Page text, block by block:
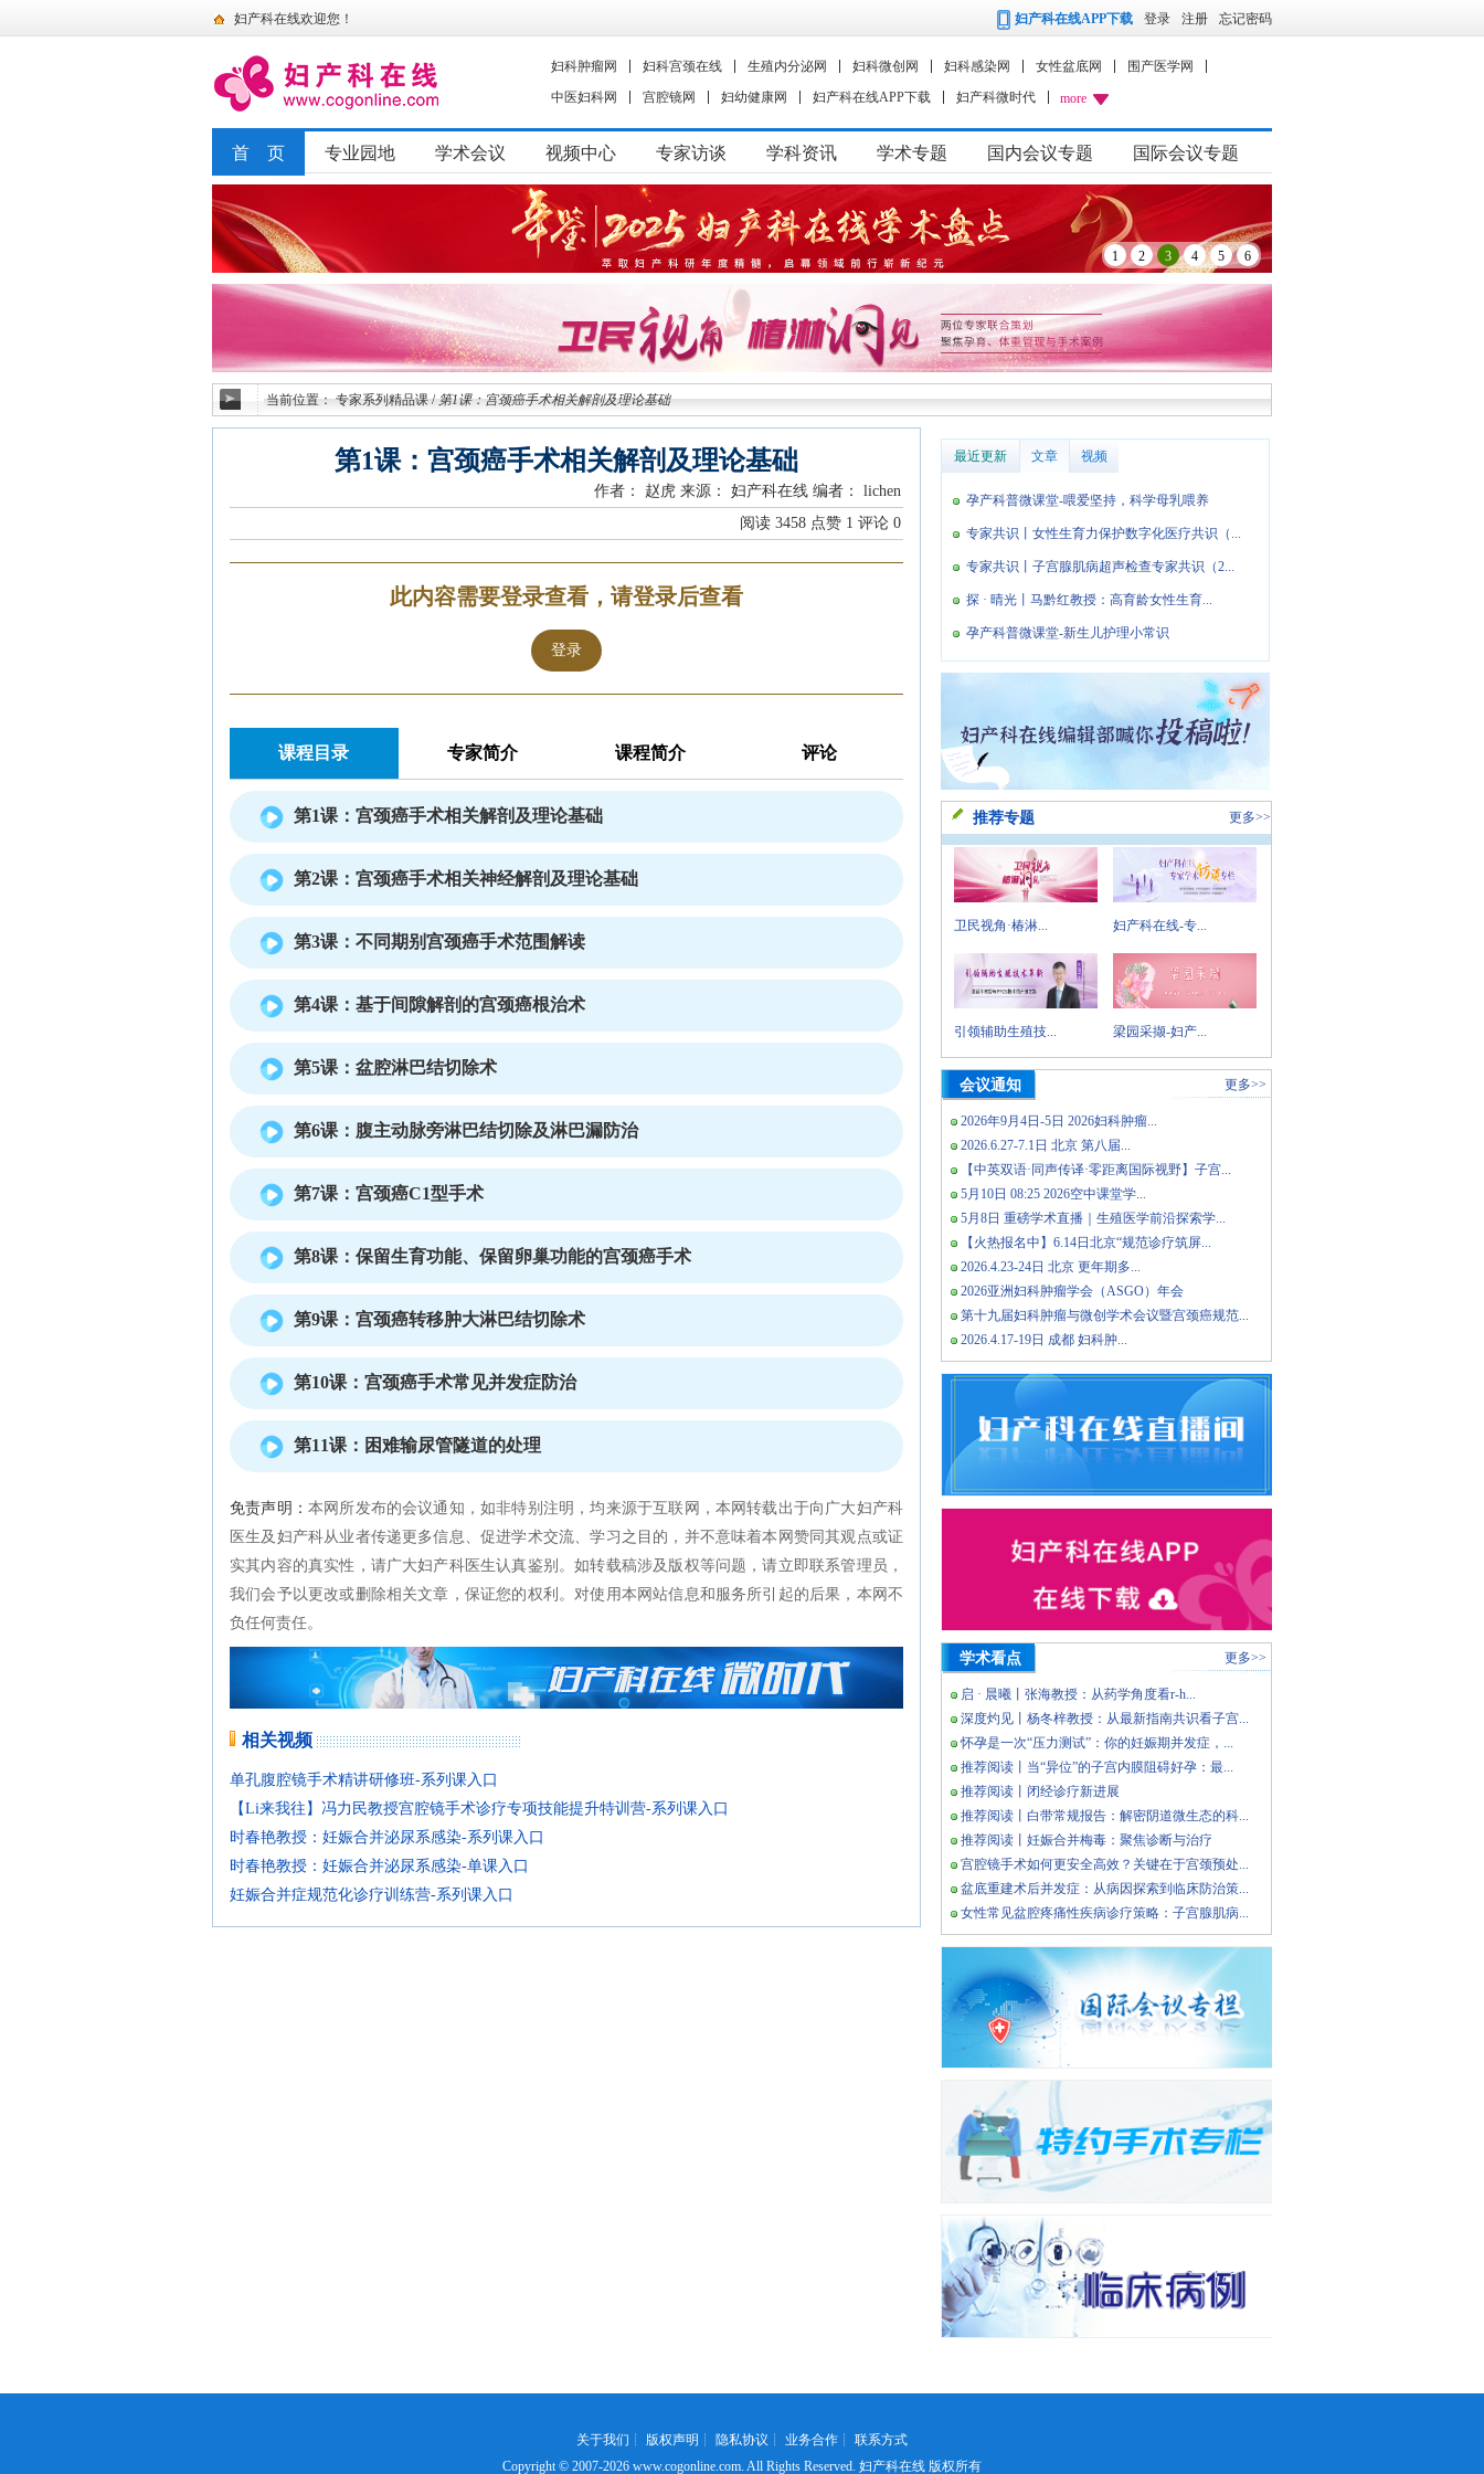
妇产科在线欢迎您！ 妇产科在线APP下载 登录 注册 忘记密码
妇科肿瘤网 妇科宫颈在线 生殖内分泌网 妇科微创网 妇科感染网 女性盆底网
围产医学网
中医妇科网
宫腔镜网 妇幼健康网 妇产科在线APP下载 妇产科微时代 more
首 页 专业园地 学术会议 视频中心 专家访谈 学科资讯 学术专题 国内会议专题 国际会议专题
1 2 3 4 5 6
当前位置：专家系列精品课 / 第1课：宫颈癌手术相关解剖及理论基础
第1课：宫颈癌手术相关解剖及理论基础
作者： 赵虎 来源： 妇产科在线 编者： lichen
阅读 3458 点赞 1 评论 0
此内容需要登录查看，请登录后查看
登录
课程目录 专家简介 课程简介 评论
第1课：宫颈癌手术相关解剖及理论基础
第2课：宫颈癌手术相关神经解剖及理论基础
第3课：不同期别宫颈癌手术范围解读
第4课：基于间隙解剖的宫颈癌根治术
第5课：盆腔淋巴结切除术
第6课：腹主动脉旁淋巴结切除及淋巴漏防治
第7课：宫颈癌C1型手术
第8课：保留生育功能、保留卵巢功能的宫颈癌手术
第9课：宫颈癌转移肿大淋巴结切除术
第10课：宫颈癌手术常见并发症防治
第11课：困难输尿管隧道的处理
免责声明： 本网所发布的会议通知，如非特别注明，均来源于互联网，本网转载出于向广大妇产科
医生及妇产科从业者传递更多信息、促进学术交流、学习之目的，并不意味着本网赞同其观点或证
实其内容的真实性，请广大妇产科医生认真鉴别。如转载稿涉及版权等问题，请立即联系管理员，
我们会予以更改或删除相关文章，保证您的权利。对使用本网站信息和服务所引起的后果，本网不
负任何责任。
相关视频
单孔腹腔镜手术精讲研修班-系列课入口
【Li来我往】冯力民教授宫腔镜手术诊疗专项技能提升特训营-系列课入口
时春艳教授：妊娠合并泌尿系感染-系列课入口
时春艳教授：妊娠合并泌尿系感染-单课入口
妊娠合并症规范化诊疗训练营-系列课入口
最近更新 文章 视频
孕产科普微课堂-喂爱坚持，科学母乳喂养
专家共识丨女性生育力保护数字化医疗共识（...
专家共识丨子宫腺肌病超声检查专家共识（2...
探 · 晴光丨马黔红教授：高育龄女性生育...
孕产科普微课堂-新生儿护理小常识
推荐专题 更多>>
卫民视角·椿淋... 妇产科在线-专...
引领辅助生殖技... 梁园采撷-妇产...
会议通知 更多>>
2026年9月4日-5日 2026妇科肿瘤...
2026.6.27-7.1日 北京 第八届...
【中英双语·同声传译·零距离国际视野】子宫...
5月10日 08:25 2026空中课堂学...
5月8日 重磅学术直播｜生殖医学前沿探索学...
【火热报名中】6.14日北京“规范诊疗筑屏...
2026.4.23-24日 北京 更年期多...
2026亚洲妇科肿瘤学会（ASGO）年会
第十九届妇科肿瘤与微创学术会议暨宫颈癌规范...
2026.4.17-19日 成都 妇科肿...
学术看点 更多>>
启 · 晨曦丨张海教授：从药学角度看r-h...
深度灼见丨杨冬梓教授：从最新指南共识看子宫...
怀孕是一次“压力测试”：你的妊娠期并发症，...
推荐阅读丨当“异位”的子宫内膜阻碍好孕：最...
推荐阅读丨闭经诊疗新进展
推荐阅读丨白带常规报告：解密阴道微生态的科...
推荐阅读丨妊娠合并梅毒：聚焦诊断与治疗
宫腔镜手术如何更安全高效？关键在于宫颈预处...
盆底重建术后并发症：从病因探索到临床防治策...
女性常见盆腔疼痛性疾病诊疗策略：子宫腺肌病...
关于我们 ┊ 版权声明 ┊ 隐私协议 ┊ 业务合作 ┊ 联系方式
Copyright © 2007-2026 www.cogonline.com. All Rights Reserved. 妇产科在线 版权所有